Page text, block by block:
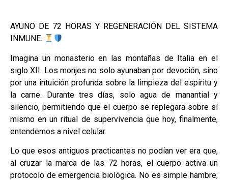
AYUNO DE 72 HORAS Y REGENERACIÓN DEL SISTEMA
INMUNE.
Imagina un monasterio en las montañas de Italia en el
siglo XII. Los monjes no solo ayunaban por devoción, sino
por una intuición profunda sobre la limpieza del espíritu y
la carne. Durante tres días, solo agua de manantial y
silencio, permitiendo que el cuerpo se replegara sobre sí
mismo en un ritual de supervivencia que hoy, finalmente,
entendemos a nivel celular.
Lo que esos antiguos practicantes no podían ver era que,
al cruzar la marca de las 72 horas, el cuerpo activa un
protocolo de emergencia biológica. No es simple hambre;